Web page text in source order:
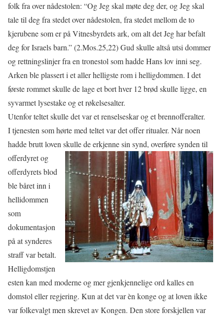
folk fra over nådestolen: “Og Jeg skal møte deg der, og Jeg skal
tale til deg fra stedet over nådestolen, fra stedet mellom de to
kjerubene som er på Vitnesbyrdets ark, om alt det Jeg har befalt
deg for Israels barn.” (2.Mos.25,22) Gud skulle altså utsi dommer
og rettningslinjer fra en tronestol som hadde Hans lov inni seg.
Arken ble plassert i et aller helligste rom i helligdommen. I det
første rommet skulle de lage et bort hver 12 brød skulle ligge, en
syvarmet lysestake og et røkelsesalter.
Utenfor teltet skulle det var et renselseskar og et brennofferalter.
I tjenesten som hørte med teltet var det offer ritualer. Når noen
hadde brutt loven skulle de erkjenne sin synd, overføresynden til
offerdyret og
offerdyrets blod
ble båret inn i
hellidommen
som
dokumentasjon
på at synderes
straff var betalt.
Helligdomstjen
esten kan med moderne og mer gjenkjennelige ord kalles en
domstol eller regjering. Kun at det var èn konge og at loven ikke
var folkevalgt men skrevet av Kongen. Den store forskjellen var